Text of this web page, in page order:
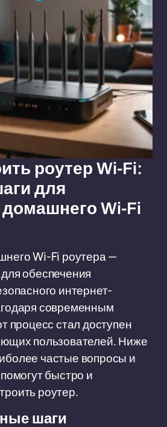
роутер Wi-Fi:
для
домашнего Wi-Fi
Wi-Fi роутера —
обеспечения
интернет-
современным
процесс стал доступен
пользователей. Ниже
частые вопросы и
быстро и
роутер.
шаги